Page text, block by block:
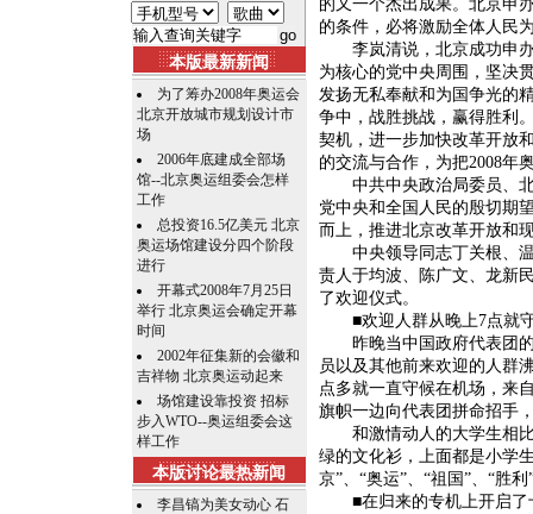
本版最新新闻
为了筹办2008年奥运会
北京开放城市规划设计市
场
2006年底建成全部场
馆--北京奥运组委会怎样
工作
总投资16.5亿美元 北京
奥运场馆建设分四个阶段
进行
开幕式2008年7月25日
举行 北京奥运会确定开幕
时间
2002年征集新的会徽和
吉祥物 北京奥运动起来
场馆建设靠投资 招标
步入WTO--奥运组委会这
样工作
本版讨论最热新闻
李昌镐为美女动心 石
的又一个杰出成果。北京申
的条件，必将激励全体人民
李岚清说，北京成功申办
为核心的党中央周围，坚决
发扬无私奉献和为国争光的
争中，战胜挑战，赢得胜利
契机，进一步加快改革开放
的交流与合作，为把2008年
中共中央政治局委员、北
党中央和全国人民的殷切期
而上，推进北京改革开放和
中央领导同志丁关根、温
责人于均波、陈广文、龙新
了欢迎仪式。
■欢迎人群从晚上7点就
昨晚当中国政府代表团的
员以及其他前来欢迎的人群
点多就一直守候在机场，来
旗帜一边向代表团拼命招手
和激情动人的大学生相比
绿的文化衫，上面都是小学
京”、“奥运”、“祖国”、“胜
■在归来的专机上开启了